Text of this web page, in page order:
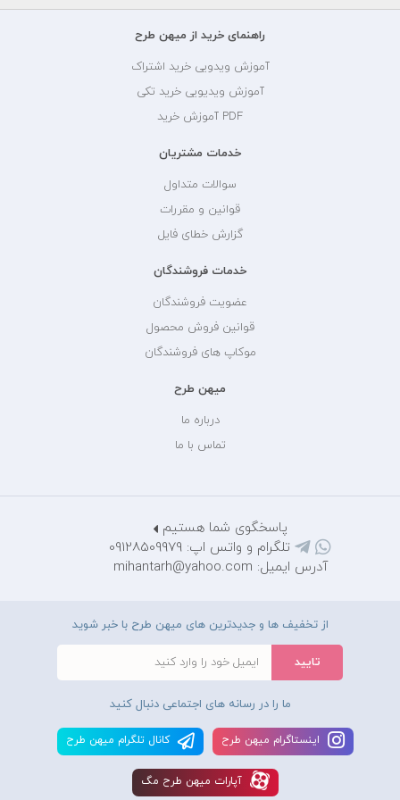
راهنمای خرید از میهن طرح
آموزش ویدویی خرید اشتراک
آموزش ویدیویی خرید تکی
PDF آموزش خرید
خدمات مشتریان
سوالات متداول
قوانین و مقررات
گزارش خطای فایل
خدمات فروشندگان
عضویت فروشندگان
قوانین فروش محصول
موکاپ های فروشندگان
میهن طرح
درباره ما
تماس با ما
پاسخگوی شما هستیم
تلگرام و واتس اپ: 09128509979
آدرس ایمیل: mihantarh@yahoo.com
از تخفیف ها و جدیدترین های میهن طرح با خبر شوید
ما را در رسانه های اجتماعی دنبال کنید
اينستاگرام ميهن طرح کانال تلگرام ميهن طرح
آپارات ميهن طرح مگ